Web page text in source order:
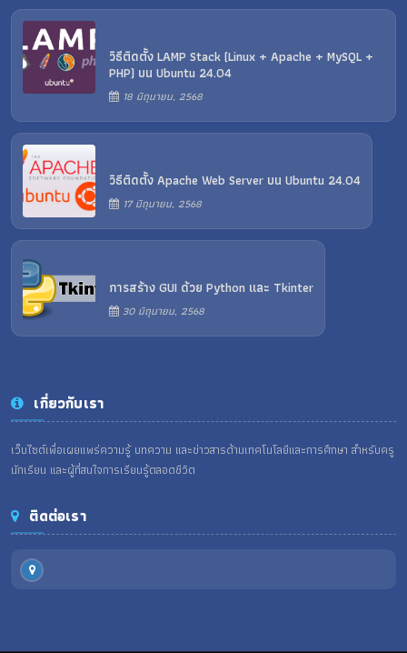
วิธีติดตั้ง LAMP Stack (Linux + Apache + MySQL +
PHP) บน Ubuntu 24.04
18 มิถุนายน, 2568
วิธีติดตั้ง Apache Web Server บน Ubuntu 24.04
17 มิถุนายน, 2568
การสร้าง GUI ด้วย Python และ Tkinter
30 มิถุนายน, 2568
เกี่ยวกับเรา
เว็บไซต์เพื่อเผยแพร่ความรู้ บทความ และข่าวสารด้านเทคโนโลยีและการศึกษา สำหรับครู
นักเรียน และผู้ที่สนใจการเรียนรู้ตลอดชีวิต
ติดต่อเรา